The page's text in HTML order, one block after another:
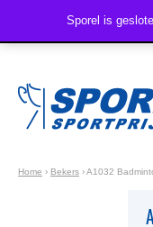
Home › Bekers ›A1032
Sporel is